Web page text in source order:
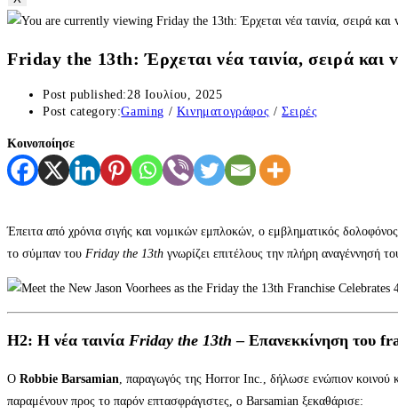
Friday the 13th: Έρχεται νέα ταινία, σειρά και
Post published: 28 Ιουλίου, 2025
Post category:Gaming / Κινηματογράφος / Σειρές
Κοινοποίησε
Έπειτα από χρόνια σιγής και νομικών εμπλοκών, ο εμβληματικός
το σύμπαν του Friday the 13th γνωρίζει επιτέλους την πλήρη αναγέννησή
H2: Η νέα ταινία Friday the 13th – Επανεκκίνηση του
Ο Robbie Barsamian , παραγωγός της Horror Inc., δήλωσε ενώπιον κοινού
παραμένουν προς το παρόν επτασφράγιστες, ο Barsamian ξεκαθάρισε: